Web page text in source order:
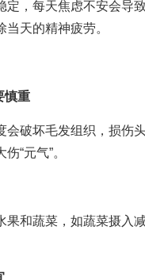
，每天焦虑不安会导致
天的精神疲劳。
慎重
破坏毛发组织，损伤头
“元气”。
蔬菜，如蔬菜摄入减